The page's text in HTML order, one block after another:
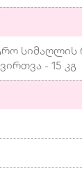
სიმაღლის
- 15 კგ